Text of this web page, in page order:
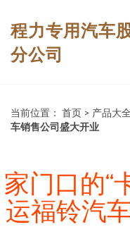
程力专用汽车
分公司
当前位置： 首页 > 产品大全
车销售公司盛大开业
家门口的“
运福铃汽